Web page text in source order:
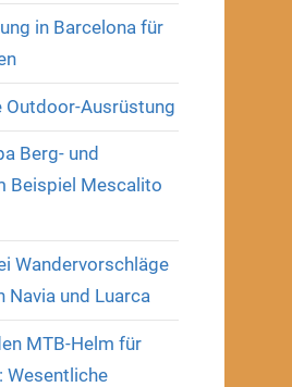
in Barcelona für
Outdoor-Ausrüstung
Berg- und
Beispiel Mescalito
Wandervorschläge
Navia und Luarca
MTB-Helm für
Wesentliche